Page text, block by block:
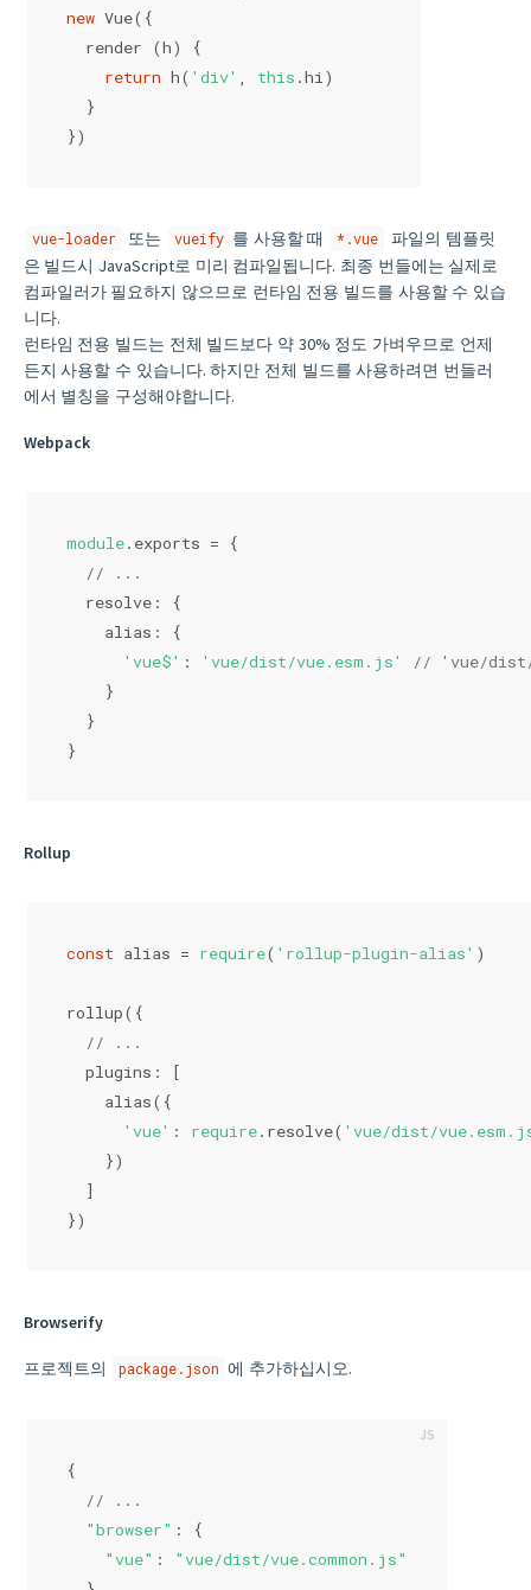
new Vue({
  render (h) {
return h( 'div' , this .hi)
  }
})
vue-loader 또는 vueify 를 사용할 때 *.vue
파일의 템플릿
은 빌드시 JavaScript로 미리 컴파일됩니다. 최종 번들에는 실제로
컴파일러가 필요하지 않으므로 런타임 전용 빌드를 사용할 수 있습
니다.
런타임 전용 빌드는 전체 빌드보다 약 30% 정도 가벼우므로 언제
든지 사용할 수 있습니다. 하지만 전체 빌드를 사용하려면 번들러
에서 별칭을 구성해야합니다.
Webpack
module.exports = {
// ...
  resolve: {
    alias: {
'vue$' : 'vue/dist/vue.esm.js'
// 'vue/dist/
    }
  }
}
Rollup
const alias = require( 'rollup-plugin-alias' )
rollup({
// ...
  plugins: [
    alias({
'vue' : require.resolve( 'vue/dist/
    })
  ]
})
Browserify
프로젝트의 package.json 에 추가하십시오.
{
// ...
"browser" : {
"vue" :
"vue/dist/vue.common.js"